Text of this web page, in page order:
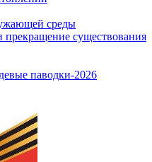
среды
прекращение существования
паводки-2026